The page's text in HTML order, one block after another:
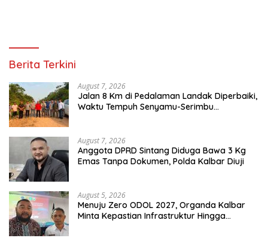
Berita Terkini
August 7, 2026
Jalan 8 Km di Pedalaman Landak Diperbaiki,
Waktu Tempuh Senyamu-Serimbu
August 7, 2026
Anggota DPRD Sintang Diduga Bawa 3 Kg
Emas Tanpa Dokumen, Polda Kalbar Diuji
August 5, 2026
Menuju Zero ODOL 2027, Organda Kalbar
Minta Kepastian Infrastruktur Hingga